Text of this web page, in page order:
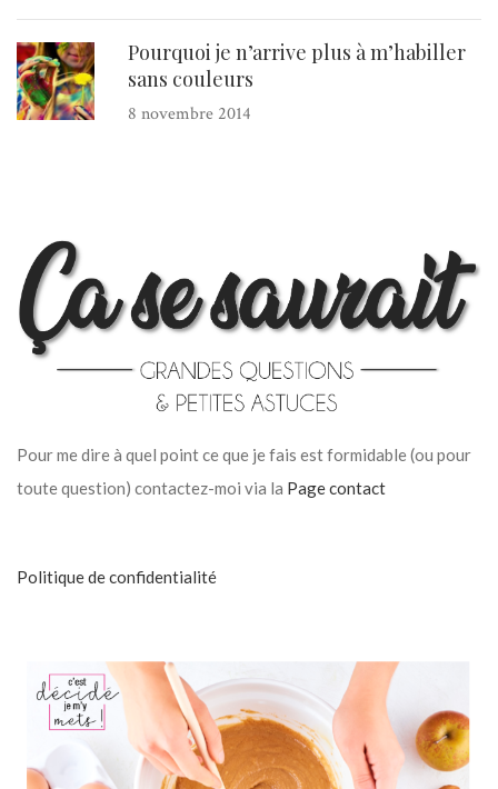
Pourquoi je n’arrive plus à m’habiller
sans couleurs
8 novembre 2014
Pour me dire à quel point ce que je fais est formidable (ou pour
toute question) contactez-moi via la Page contact
Politique de confidentialité